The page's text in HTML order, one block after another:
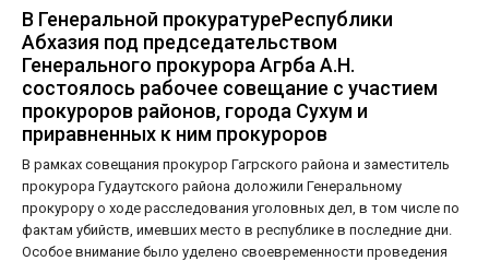
В Генеральной прокуратуреРеспублики
Абхазия под председательством
Генерального прокурора Агрба А.Н.
состоялось рабочее совещание с участием
прокуроров районов, города Сухум и
приравненных к ним прокуроров
В рамках совещания прокурор Гагрского района и заместитель
прокурора Гудаутского района доложили Генеральному
прокурору о ходе расследования уголовных дел, в том числе по
фактам убийств, имевших место в республике в последние дни.
Особое внимание было уделено своевременности проведения